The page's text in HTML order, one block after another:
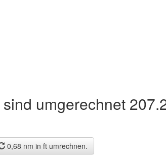
sind umgerechnet
0,68 nm in ft umrechnen.